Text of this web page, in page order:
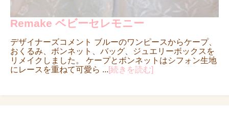
Remake ベビーセレモニー
デザイナーズコメント ブルーのワンピースからケープ、
おくるみ、ボンネット、バッグ、ジュエリーボックスを
リメイクしました。 ケープとボンネットはシフォン生地
にレースを重ねて可愛ら ...[続きを読む]